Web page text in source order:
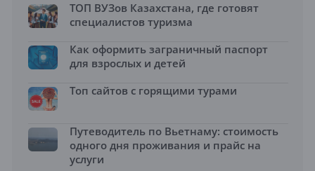
ТОП ВУЗов Казахстана, где готовят
специалистов туризма
Как оформить заграничный паспорт
для взрослых и детей
Топ сайтов с горящими турами
Путеводитель по Вьетнаму: стоимость
одного дня проживания и прайс на
услуги